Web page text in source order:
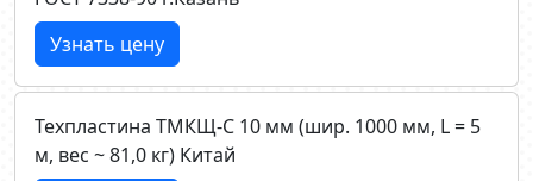
Узнать цену
Техпластина ТМКЩ-C 10 мм (шир. 1000 мм, L = 5
м, вес ~ 81,0 кг) Китай